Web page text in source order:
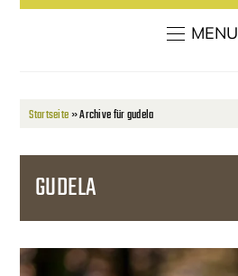
MENU
Startseite»Archive für gudela
GUDELA